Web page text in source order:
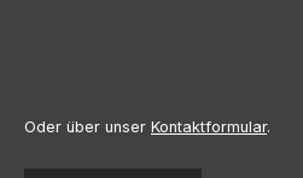
Oder über unser Kontaktformular.